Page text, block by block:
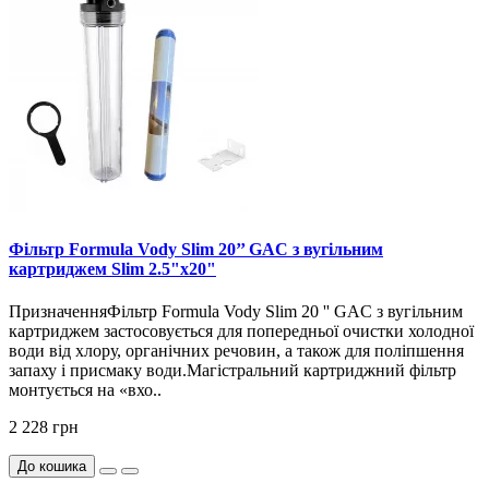
Фільтр Formula Vody Slim 20’’ GAC з вугільним
картриджем Slim 2.5"х20"
ПризначенняФільтр Formula Vody Slim 20 '' GAC з вугільним
картриджем застосовується для попередньої очистки холодної
води від хлору, органічних речовин, а також для поліпшення
запаху і присмаку води.Магістральний картриджний фільтр
монтується на «вхо..
2 228 грн
До кошика